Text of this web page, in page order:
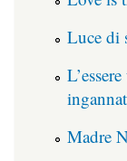
Luce di
Madre